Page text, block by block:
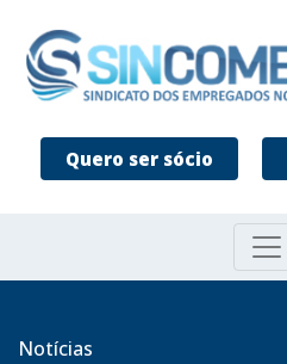
Quero ser sócio
Notícias